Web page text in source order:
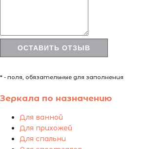
* - поля, обязательные для заполнения
Зеркала по назначению
Для ванной
Для прихожей
Для спальни